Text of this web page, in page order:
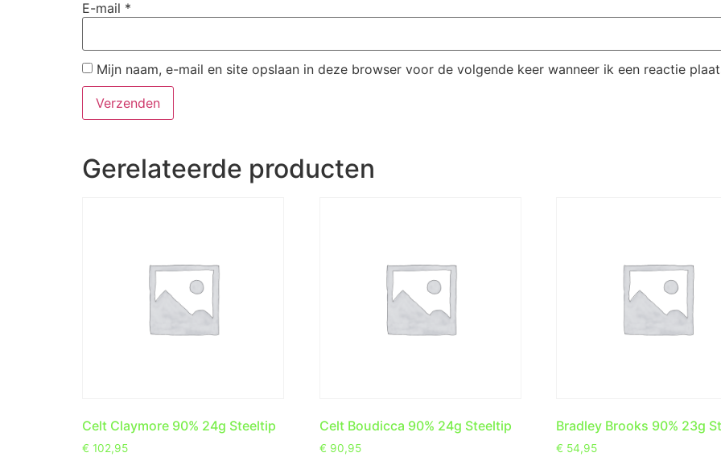
E-mail *
Mijn naam, e-mail en site opslaan in deze browser voor de volgende keer wanneer ik een reactie
Gerelateerde producten
Celt Claymore 90% 24g Steeltip
€ 102,95
Celt Boudicca 90% 24g Steeltip
€ 90,95
Bradley Brooks 90% 23g
€ 54,95